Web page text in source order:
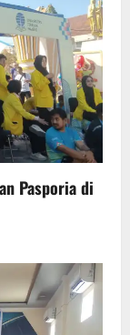
Pasporia di